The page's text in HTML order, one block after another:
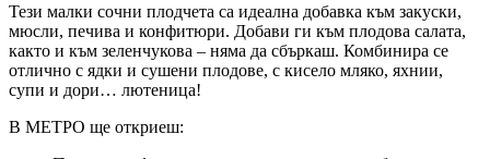
Тези малки сочни плодчета са идеална добавка към закуски,
мюсли, печива и конфитюри. Добави ги към плодова салата,
както и към зеленчукова – няма да сбъркаш. Комбинира се
отлично с ядки и сушени плодове, с кисело мляко, яхнии,
супи и дори… лютеница!
В МЕТРО ще откриеш: